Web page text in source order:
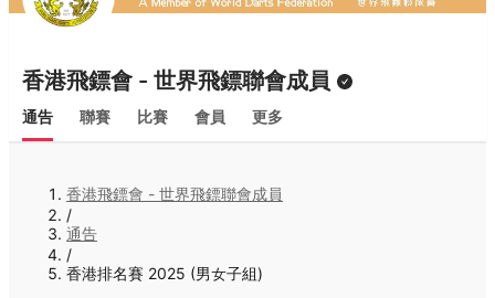
香港飛鏢會 - 世界飛鏢聯會成員
通告 聯賽 比賽 會員 更多
香港飛鏢會 - 世界飛鏢聯會成員
/
通告
/
香港排名賽 2025 (男女子組)